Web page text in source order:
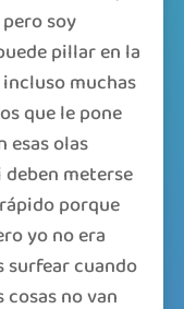
soy
pillar en la
muchas
que le pone
esas olas
meterse
porque
yo no era
surfear cuando
cosas no van